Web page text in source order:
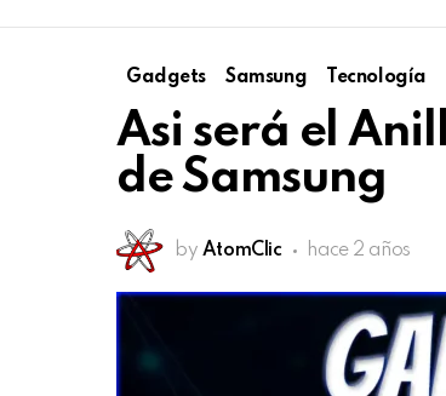
Gadgets Samsung Tecnología
Asi será el
de Samsung
by AtomClic hace 2 años